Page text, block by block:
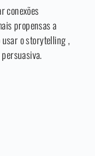
conexões
propensas a
o storytelling ,